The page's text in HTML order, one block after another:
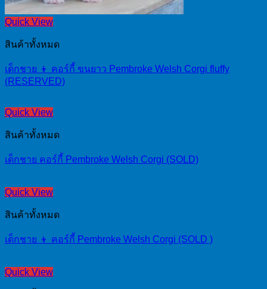
Quick View
สินค้าทั้งหมด
เด็กชาย 👦 คอร์กี้ ขนยาว Pembroke Welsh Corgi fluffy
(RESERVED)
Quick View
สินค้าทั้งหมด
เด็กชาย คอร์กี้ Pembroke Welsh Corgi (SOLD)
Quick View
สินค้าทั้งหมด
เด็กชาย 👦 คอร์กี้ Pembroke Welsh Corgi (SOLD )
Quick View